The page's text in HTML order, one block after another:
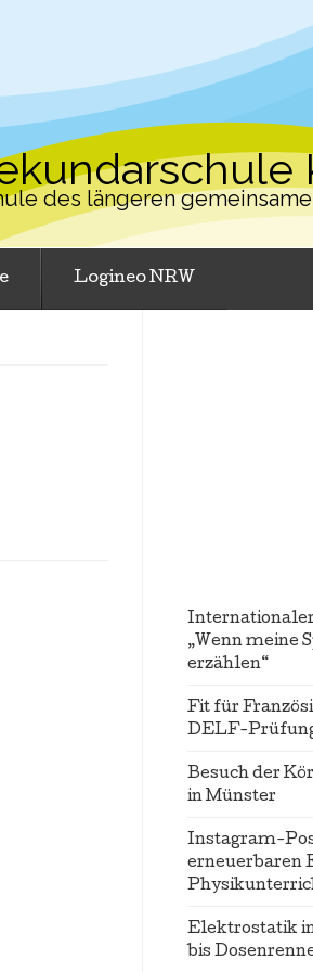
des längeren
Logineo NRW
Internationaler
„Wenn meine
erzählen“
Fit für
DELF-
Besuch der
in Münster
Instagram-
erneuerbaren
Elektrostatik
bis